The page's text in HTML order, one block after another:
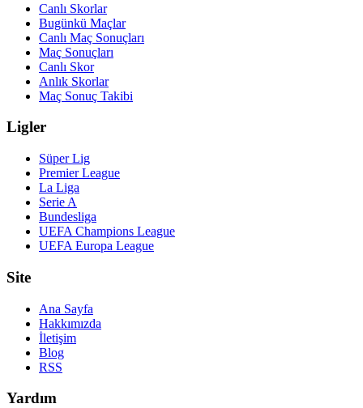
Canlı Skorlar
Bugünkü Maçlar
Canlı Maç Sonuçları
Maç Sonuçları
Canlı Skor
Anlık Skorlar
Maç Sonuç Takibi
Ligler
Süper Lig
Premier League
La Liga
Serie A
Bundesliga
UEFA Champions League
UEFA Europa League
Site
Ana Sayfa
Hakkımızda
İletişim
Blog
RSS
Yardım